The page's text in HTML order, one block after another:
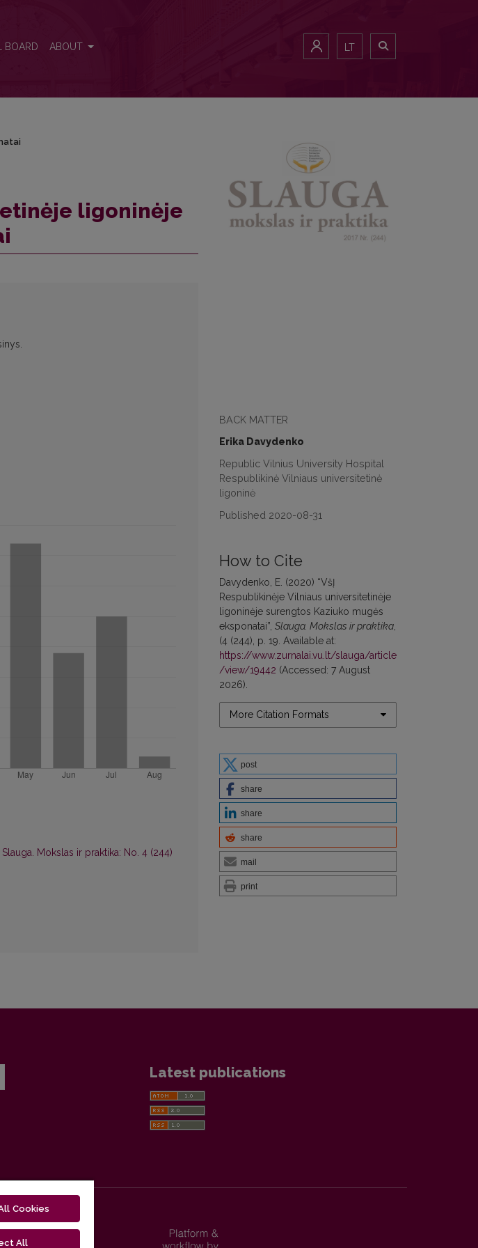
BOARD ABOUT LT
BACK MATTER
Erika Davydenko
Republic Vilnius University Hospital
Respublikinė Vilniaus universitetinė
ligoninė
Published 2020-08-31
How to Cite
Davydenko, E. (2020) “VšĮ
Respublikinėje Vilniaus universitetinėje
ligoninėje surengtos Kaziuko mugės
eksponatai”, Slauga. Mokslas ir praktika
(4 (244), p. 19. Available at:
https://www.zurnalai.vu.lt/slauga/article
/view/19442 (Accessed: 7 August
2026).
More Citation Formats
post
share
share
share
mail
print
ligoninėje
Slauga. Mokslas ir praktika: No. 4 (244)
Latest publications
Cookies
All